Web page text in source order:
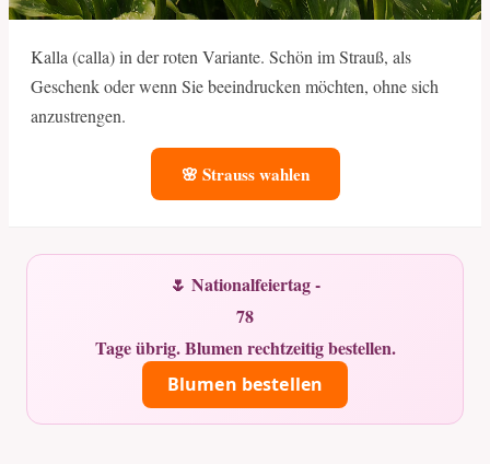
Kalla (calla) in der roten Variante. Schön im Strauß, als
Geschenk oder wenn Sie beeindrucken möchten, ohne sich
anzustrengen.
🌸 Strauss wahlen
🌷 Nationalfeiertag -
78
Tage übrig. Blumen rechtzeitig bestellen.
Blumen bestellen